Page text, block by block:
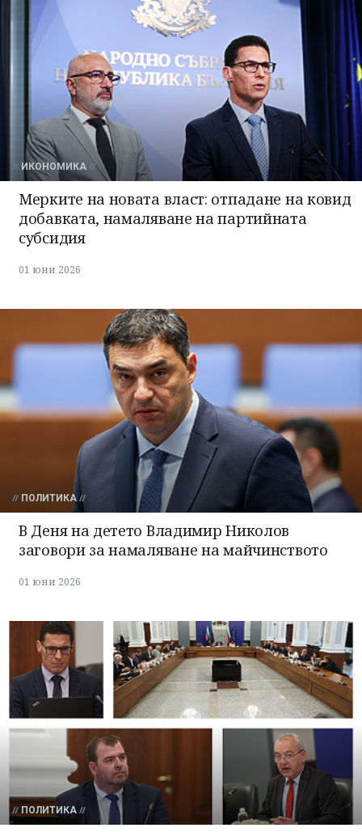
ИКОНОМИКА
Мерките на новата власт: отпадане на ковид
добавката, намаляване на партийната
субсидия
01 юни 2026
ПОЛИТИКА
В Деня на детето Владимир Николов
заговори за намаляване на майчинството
01 юни 2026
ПОЛИТИКА